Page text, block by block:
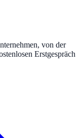
von der
Erstgespräch